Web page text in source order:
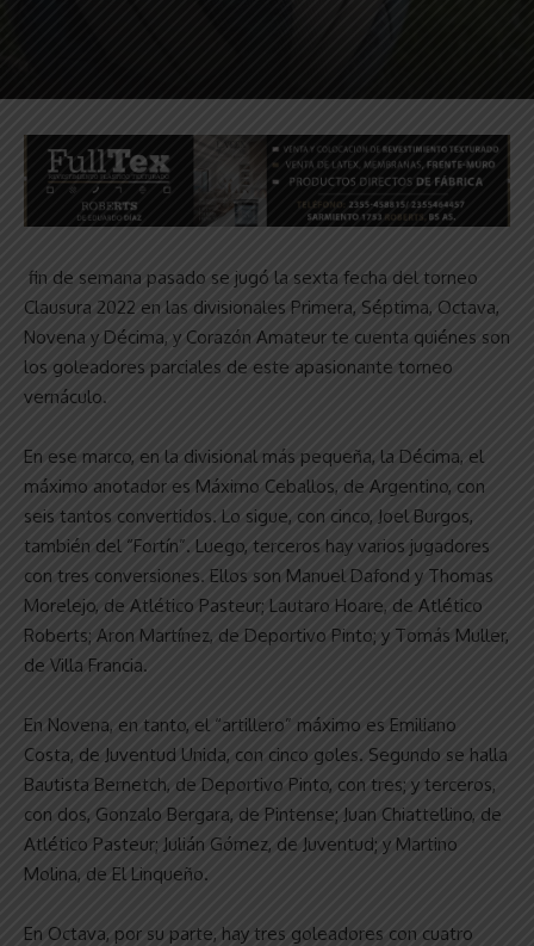
fin de semana pasado se jugó la sexta fecha del torneo
Clausura 2022 en las divisionales Primera, Séptima, Octava,
Novena y Décima, y Corazón Amateur te cuenta quiénes son
los goleadores parciales de este apasionante torneo
vernáculo.
En ese marco, en la divisional más pequeña, la Décima, el
máximo anotador es Máximo Ceballos, de Argentino, con
seis tantos convertidos. Lo sigue, con cinco, Joel Burgos,
también del “Fortín”. Luego, terceros hay varios jugadores
con tres conversiones. Ellos son Manuel Dafond y Thomas
Morelejo, de Atlético Pasteur; Lautaro Hoare, de Atlético
Roberts; Aron Martínez, de Deportivo Pinto; y Tomás Muller,
de Villa Francia.
En Novena, en tanto, el “artillero” máximo es Emiliano
Costa, de Juventud Unida, con cinco goles. Segundo se halla
Bautista Bernetch, de Deportivo Pinto, con tres; y terceros,
con dos, Gonzalo Bergara, de Pintense; Juan Chiattellino, de
Atlético Pasteur; Julián Gómez, de Juventud; y Martino
Molina, de El Linqueño.
En Octava, por su parte, hay tres goleadores con cuatro